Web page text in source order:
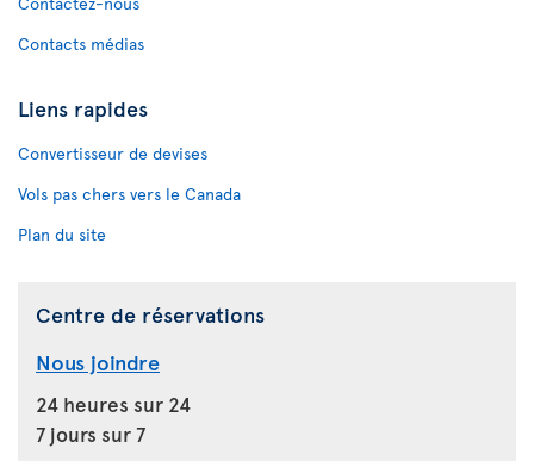
Contacts médias
Liens rapides
Convertisseur de devises
Vols pas chers vers le Canada
Plan du site
Centre de réservations
Nous joindre
24 heures sur 24
7 jours sur 7